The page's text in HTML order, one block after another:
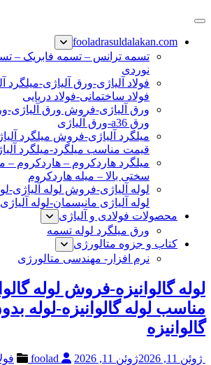
پرش
محتوا
نبشی فولادی-ناودانی فولادی-قیمت ورق-قیمت
fooladrasuldalakan.com
تسمه ترانس – تسمه فابریک –
نوردی
فولاد آلیاژی-ورق آلیاژی-میلگرد
فولاد ساختمانی-فولاد دریایی
ورق a36-ورق آلیاژی
میلگرد آلیاژی-فروش میلگرد
قیمت مناسب میلگرد-میلگرد
میلگرد هاردکروم – هاردکروم –
سختی بالا – میله هاردکروم
لوله آلیاژی-فروش لوله آلیاژی-
لوله آلیاژی مانیسمان-لوله آلیاژی
محصولات فولادی و آلیاژی
ورق میلگرد لوله تسمه
کتاب و جزوه متالورژی
نرم افزار- مهندسی متالورژی
لوله گالوانیزه-فروش لوله
مناسب لوله گالوانیزه-لوله
گالوانیزه
ژوئن 11, 2026 ژوئن 11, 2026